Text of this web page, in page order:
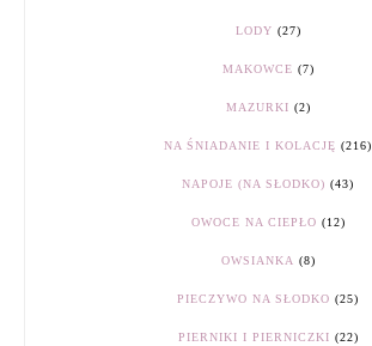
LODY (27)
MAKOWCE (7)
MAZURKI (2)
NA ŚNIADANIE I KOLACJĘ (216)
NAPOJE (NA SŁODKO) (43)
OWOCE NA CIEPŁO (12)
OWSIANKA (8)
PIECZYWO NA SŁODKO (25)
PIERNIKI I PIERNICZKI (22)